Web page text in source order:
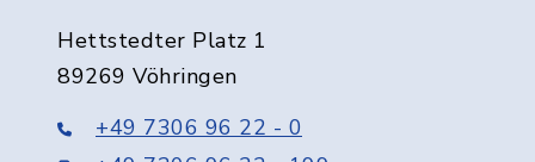
Hettstedter Platz 1
89269 Vöhringen
+49 7306 96 22 - 0